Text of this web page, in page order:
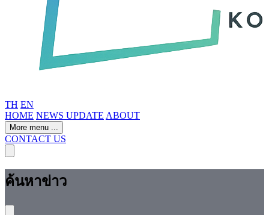
TH EN
HOME NEWS UPDATE ABOUT
More menu ...
CONTACT US
ค้นหาข่าว